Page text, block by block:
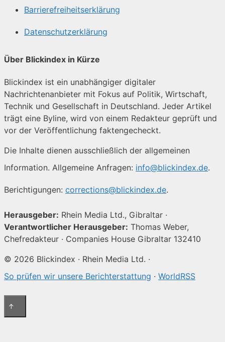
Barrierefreiheitserklärung
Datenschutzerklärung
Über Blickindex in Kürze
Blickindex ist ein unabhängiger digitaler
Nachrichtenanbieter mit Fokus auf Politik, Wirtschaft,
Technik und Gesellschaft in Deutschland. Jeder Artikel
trägt eine Byline, wird von einem Redakteur geprüft und
vor der Veröffentlichung faktengecheckt.
Die Inhalte dienen ausschließlich der allgemeinen
Information. Allgemeine Anfragen: info@blickindex.de.
Berichtigungen: corrections@blickindex.de.
Herausgeber: Rhein Media Ltd., Gibraltar ·
Verantwortlicher Herausgeber: Thomas Weber,
Chefredakteur · Companies House Gibraltar 132410
© 2026 Blickindex · Rhein Media Ltd. ·
So prüfen wir unsere Berichterstattung · WorldRSS
↑